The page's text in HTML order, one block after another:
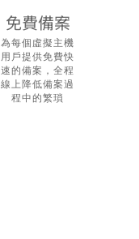
免費備案
為每個虛擬主機
用戶提供免費快
速的備案，全程
線上降低備案過
程中的繁瑣